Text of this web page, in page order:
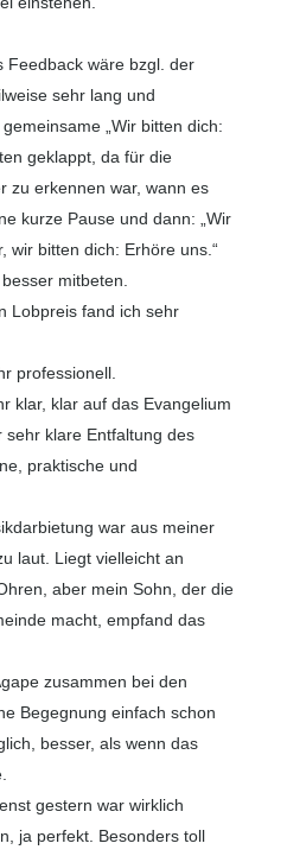
Feedback wäre bzgl. der
sehr lang und
„Wir bitten dich:
geklappt, da für die
zu erkennen war, wann es
kurze Pause und dann: „Wir
wir bitten dich: Erhöre uns.“
mitbeten.
Lobpreis fand ich sehr
professionell.
klar, klar auf das Evangelium
klare Entfaltung des
praktische und
war aus meiner
laut. Liegt vielleicht an
aber mein Sohn, der die
macht, empfand das
zusammen bei den
Begegnung einfach schon
besser, als wenn das
gestern war wirklich
ja perfekt. Besonders toll